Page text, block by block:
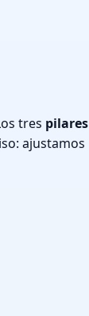
tres pilares
ajustamos